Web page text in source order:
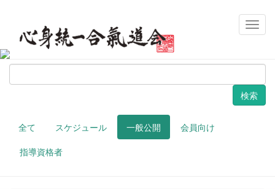
メ
イ
ナ
ゲ
ー
セミナー・講習会
検
索
全て スケジュール 一般公開
会員向け
指導資格者